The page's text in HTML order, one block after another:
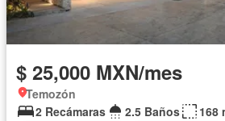
$ 25,000 MXN/mes
Temozón
2 Recámaras
2.5 Baños
168